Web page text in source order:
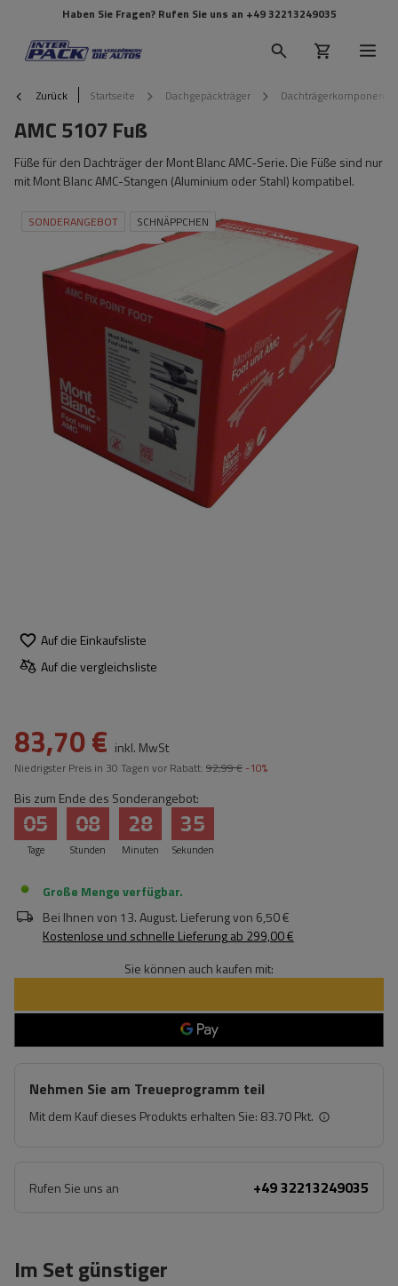
Haben Sie Fragen? Rufen Sie uns an +49 32213249035
Zurück Startseite Dachgepäckträger
AMC 5107 Fuß
Füße für den Dachträger der Mont Blanc AMC-Serie. Die Füße sind nur
mit Mont Blanc AMC-Stangen (Aluminium oder Stahl) kompatibel.
SONDERANGEBOT SCHNÄPPCHEN
Auf die Einkaufsliste
Auf die vergleichsliste
83,70 € inkl. MwSt
Niedrigster Preis in 30 Tagen vor Rabatt: 92,99 € -10%
Bis zum Ende des Sonderangebot:
Tage
05
Stunden
08
Minuten
28
Sekunden
34
Große Menge verfügbar
Bei Ihnen von 13. August. Lieferung von 6,50 €
Kostenlose und schnelle Lieferungab 299,00 €
Sie können auch kaufen mit:
Nehmen Sie am Treueprogramm teil
Mit dem Kauf dieses Produkts erhalten Sie: 83.70 Pkt.
Rufen Sie uns an +49 32213249035
Im Set günstiger